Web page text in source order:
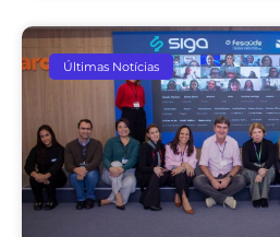
Últimas Notícias